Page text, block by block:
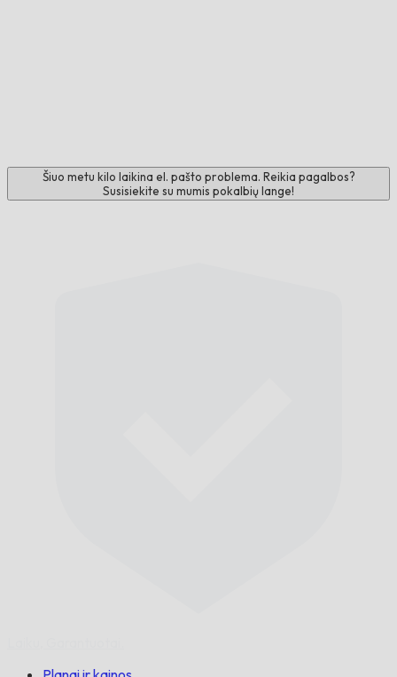
Šiuo metu kilo laikina el. pašto problema. Reikia pagalbos?
Susisiekite su mumis pokalbių lange!